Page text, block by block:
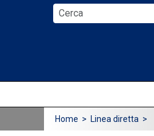
Home > Linea diretta >